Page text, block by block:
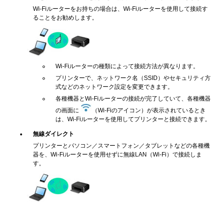
Wi-Fiルーターをお持ちの場合は、Wi-Fiルーターを使用して接続す
ることをお勧めします。
Wi-Fiルーターの種類によって接続方法が異なります。
プリンターで、ネットワーク名（SSID）やセキュリティ方
式などのネットワーク設定を変更できます。
各種機器とWi-Fiルーターの接続が完了していて、各種機器
の画面に
（Wi-Fiのアイコン）が表示されているとき
は、Wi-Fiルーターを使用してプリンターと接続できます。
無線ダイレクト
プリンターとパソコン／スマートフォン／タブレットなどの各種機
器を、Wi-Fiルーターを使用せずに無線LAN（Wi-Fi）で接続しま
す。